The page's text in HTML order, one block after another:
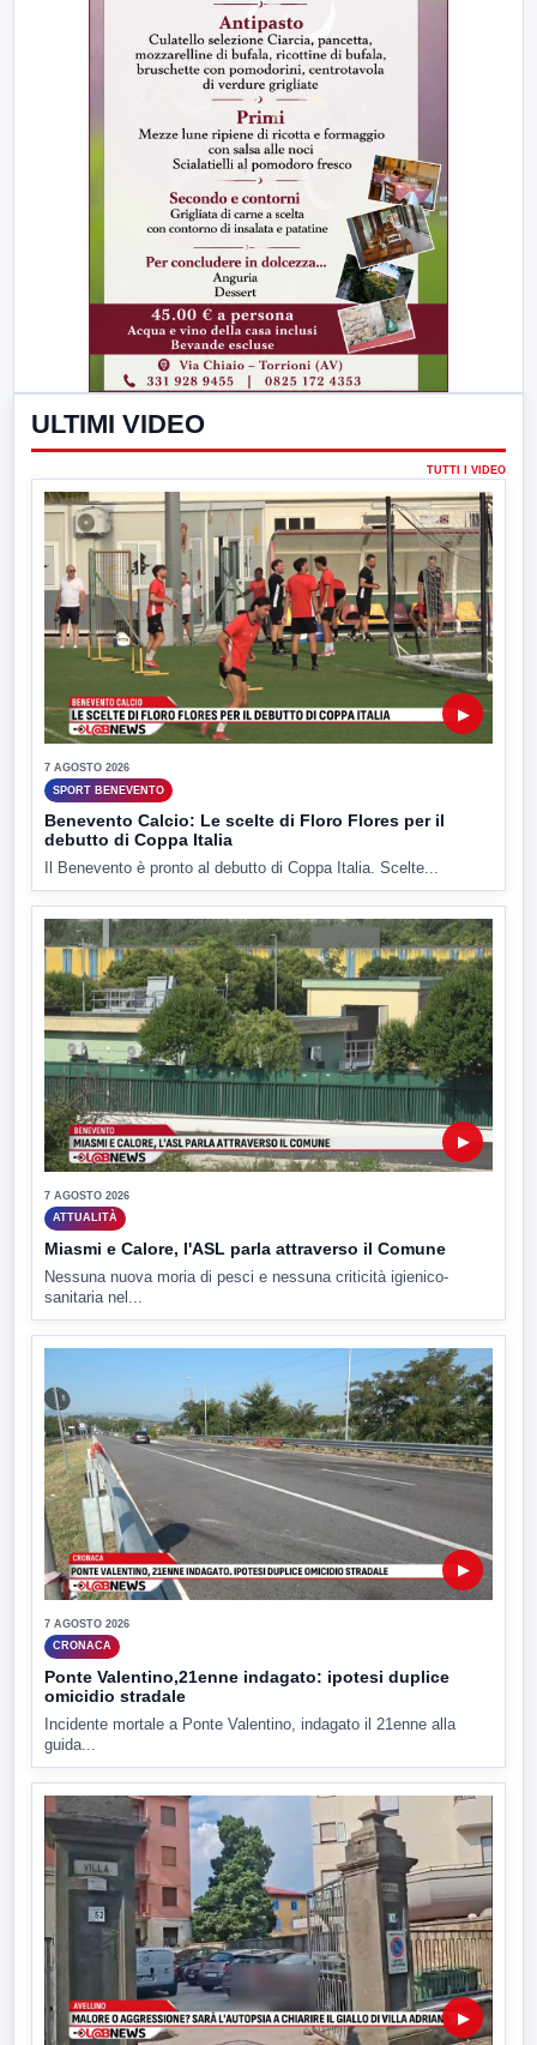
ULTIMI VIDEO
TUTTI I VIDEO
▶
7 AGOSTO 2026
SPORT BENEVENTO
Benevento Calcio: Le scelte di Floro Flores per il
debutto di Coppa Italia
Il Benevento è pronto al debutto di Coppa Italia. Scelte...
▶
7 AGOSTO 2026
ATTUALITÀ
Miasmi e Calore, l'ASL parla attraverso il Comune
Nessuna nuova moria di pesci e nessuna criticità igienico-
sanitaria nel...
▶
7 AGOSTO 2026
CRONACA
Ponte Valentino,21enne indagato: ipotesi duplice
omicidio stradale
Incidente mortale a Ponte Valentino, indagato il 21enne alla
guida...
▶